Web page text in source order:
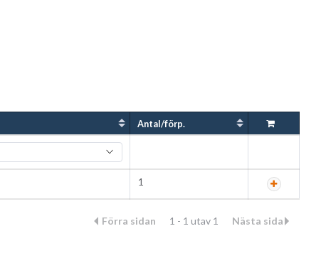
Antal/förp.
1
Förra sidan 1 - 1 utav 1 Nästa sida